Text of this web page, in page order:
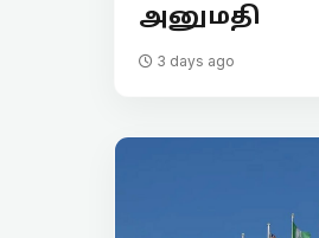
அனுமதி
3 days ago